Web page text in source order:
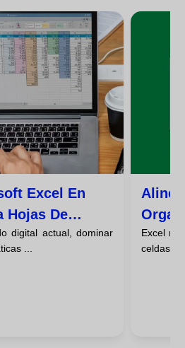
Excel En
Hojas De
digital actual, dominar
...
Excel
celdas,